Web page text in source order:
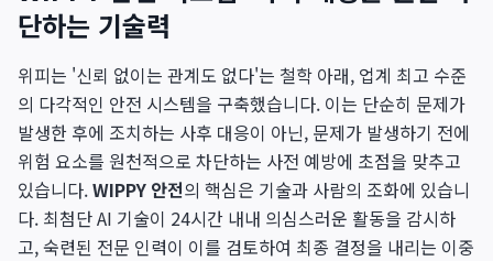
단하는 기술력
위피는 '신뢰 없이는 관계도 없다'는 철학 아래, 업계 최고 수준
의 다각적인 안전 시스템을 구축했습니다. 이는 단순히 문제가
발생한 후에 조치하는 사후 대응이 아닌, 문제가 발생하기 전에
위험 요소를 원천적으로 차단하는 사전 예방에 초점을 맞추고
있습니다.WIPPY 안전의 핵심은 기술과 사람의 조화에 있습니
다. 최첨단 AI 기술이 24시간 내내 의심스러운 활동을 감시하
고, 숙련된 전문 인력이 이를 검토하여 최종 결정을 내리는 이중